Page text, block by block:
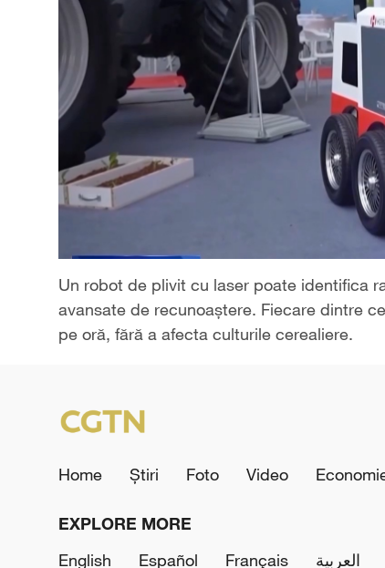
Un robot de plivit cu laser poate identifica
avansate de recunoaștere. Fiecare dintre
pe oră, fără a afecta culturile cerealiere.
Home Știri Foto Video
EXPLORE MORE
English
Español Français العربية